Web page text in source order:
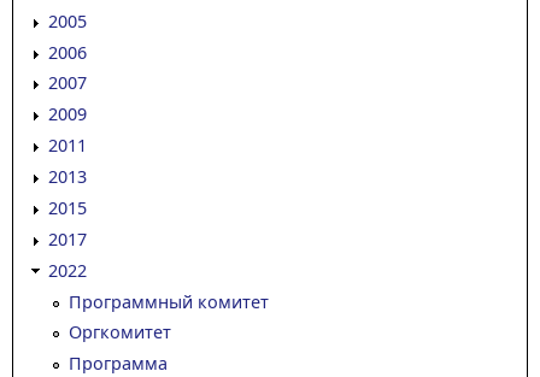
2005
2006
2007
2009
2011
2013
2015
2017
2022
Программный комитет
Оргкомитет
Программа